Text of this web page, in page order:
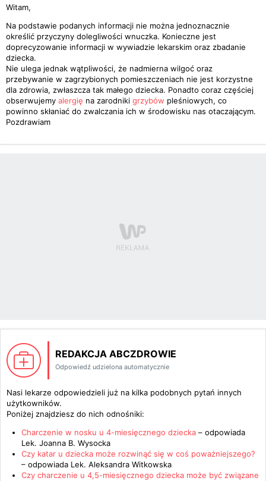
Witam,
Na podstawie podanych informacji nie można jednoznacznie
określić przyczyny dolegliwości wnuczka. Konieczne jest
doprecyzowanie informacji w wywiadzie lekarskim oraz zbadanie
dziecka.
Nie ulega jednak wątpliwości, że nadmierna wilgoć oraz
przebywanie w zagrzybionych pomieszczeniach nie jest korzystne
dla zdrowia, zwłaszcza tak małego dziecka. Ponadto coraz częściej
obserwujemy alergię na zarodniki grzybów pleśniowych, co
powinno skłaniać do zwalczania ich w środowisku nas otaczającym.
Pozdrawiam
REDAKCJA ABCZDROWIE
Odpowiedź udzielona automatycznie
Nasi lekarze odpowiedzieli już na kilka podobnych pytań innych
użytkowników.
Poniżej znajdziesz do nich odnośniki:
Charczenie w nosku u 4-miesięcznego dziecka – odpowiada
Lek. Joanna B. Wysocka
Czy katar u dziecka może rozwinąć się w coś poważniejszego?
– odpowiada Lek. Aleksandra Witkowska
Czy charczenie u 4,5-miesięcznego dziecka może być związane